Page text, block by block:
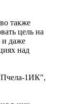
также
цель на
и даже
над
"Пчела-1ИК",